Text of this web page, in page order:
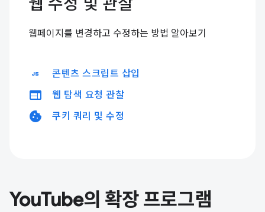
웹페이지를 변경하고 수정하는 방법 알아보기
javascript 콘텐츠 스크립트 삽입
web 웹 탐색 요청 관찰
cookie 쿠키 쿼리 및 수정
YouTube의 확장 프로그램